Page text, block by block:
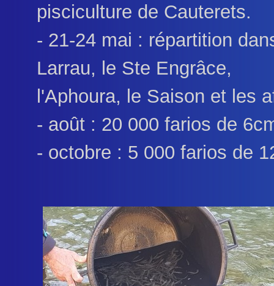
pisciculture de Cauterets.
- 21-24 mai : répartition
Larrau, le Ste Engrâce,
l'Aphoura, le Saison et les
- août : 20 000 farios de
- octobre : 5 000 farios de